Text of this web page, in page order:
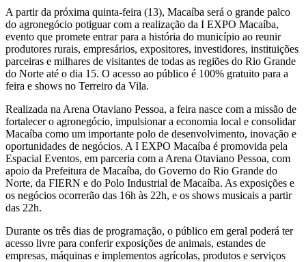
A partir da próxima quinta-feira (13), Macaíba será o grande palco
do agronegócio potiguar com a realização da I EXPO Macaíba,
evento que promete entrar para a história do município ao reunir
produtores rurais, empresários, expositores, investidores, instituições
parceiras e milhares de visitantes de todas as regiões do Rio Grande
do Norte até o dia 15. O acesso ao público é 100% gratuito para a
feira e shows no Terreiro da Vila.
Realizada na Arena Otaviano Pessoa, a feira nasce com a missão de
fortalecer o agronegócio, impulsionar a economia local e consolidar
Macaíba como um importante polo de desenvolvimento, inovação e
oportunidades de negócios. A I EXPO Macaíba é promovida pela
Espacial Eventos, em parceria com a Arena Otaviano Pessoa, com
apoio da Prefeitura de Macaíba, do Governo do Rio Grande do
Norte, da FIERN e do Polo Industrial de Macaíba. As exposições e
os negócios ocorrerão das 16h às 22h, e os shows musicais a partir
das 22h.
Durante os três dias de programação, o público em geral poderá ter
acesso livre para conferir exposições de animais, estandes de
empresas, máquinas e implementos agrícolas, produtos e serviços